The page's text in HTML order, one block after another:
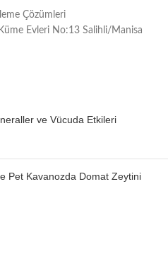
Çözümleri
Evleri No:13 Salihli/Manisa
ve Vücuda Etkileri
Pet Kavanozda Domat Zeytini